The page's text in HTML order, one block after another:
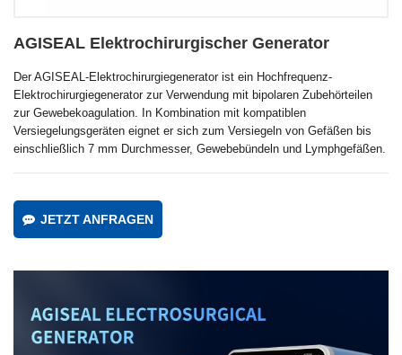
AGISEAL Elektrochirurgischer Generator
Der AGISEAL-Elektrochirurgiegenerator ist ein Hochfrequenz-
Elektrochirurgiegenerator zur Verwendung mit bipolaren Zubehörteilen
zur Gewebekoagulation. In Kombination mit kompatiblen
Versiegelungsgeräten eignet er sich zum Versiegeln von Gefäßen bis
einschließlich 7 mm Durchmesser, Gewebebündeln und Lymphgefäßen.
JETZT ANFRAGEN